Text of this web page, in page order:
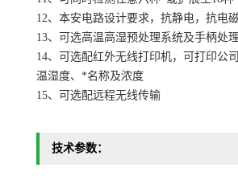
12、本安电路设计要求，抗静电，抗电
13、可选高温高湿预处理系统及手柄处
14、可选配红外无线打印机，可打印公
温湿度、*名称及浓度
15、可选配远程无线传输
技术参数：